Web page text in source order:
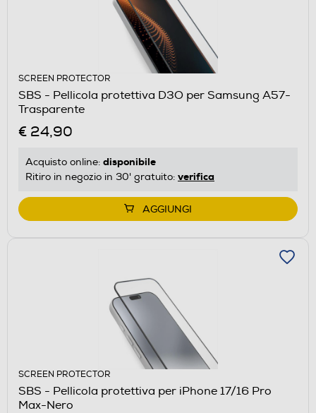
SCREEN PROTECTOR
SBS - Pellicola protettiva D3O per Samsung A57-
Trasparente
€ 24,90
Acquisto online: disponibile
Ritiro in negozio in 30' gratuito: verifica
AGGIUNGI
SCREEN PROTECTOR
SBS - Pellicola protettiva per iPhone 17/16 Pro
Max-Nero